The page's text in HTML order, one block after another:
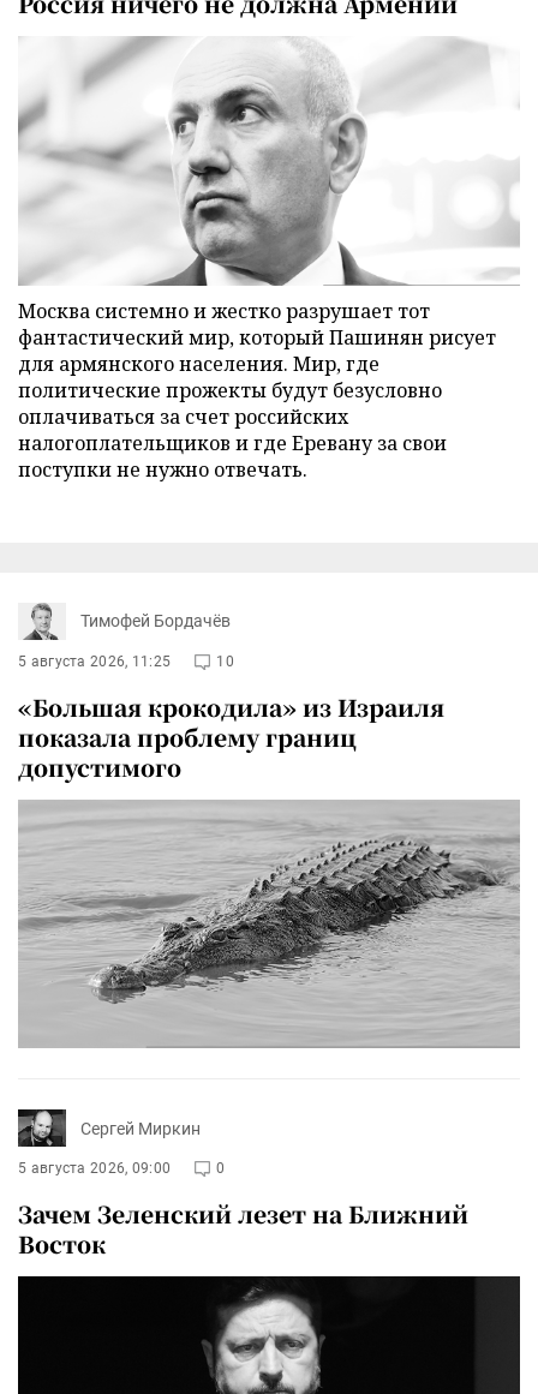
Москва системно и жестко разрушает тот
фантастический мир, который Пашинян рисует
для армянского населения. Мир, где
политические прожекты будут безусловно
оплачиваться за счет российских
налогоплательщиков и где Еревану за свои
поступки не нужно отвечать.
Тимофей Бордачёв
5 августа 2026, 11:25 10
«Большая крокодила» из Израиля
показала проблему границ
допустимого
Сергей Миркин
5 августа 2026, 09:00 0
Зачем Зеленский лезет на Ближний
Восток